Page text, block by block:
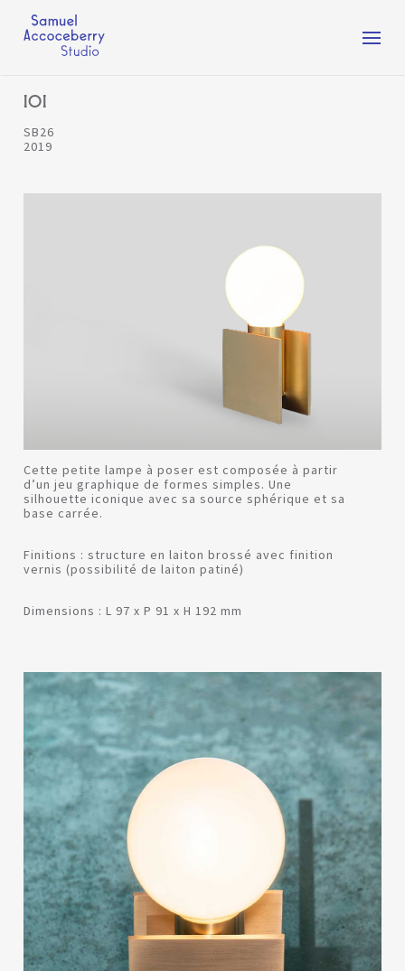
IOI
SB26
2019
Cette petite lampe à poser est composée à partir
d’un jeu graphique de formes simples. Une
silhouette iconique avec sa source sphérique et sa
base carrée.
Finitions : structure en laiton brossé avec finition
vernis (possibilité de laiton patiné)
Dimensions : L 97 x P 91 x H 192 mm